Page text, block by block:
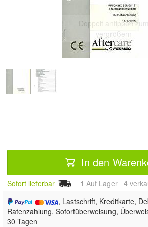
Doppelt antippen zum
vergrößern
In den
Sofort lieferbar 1 Auf Lager 4
, Lastschrift, Kreditkarte,
Ratenzahlung, Sofortüberweisung,
30 Tagen